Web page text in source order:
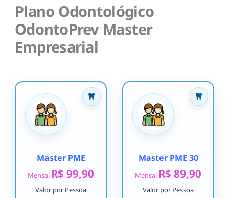
Plano Odontológico
OdontoPrev Master
Empresarial
Master PME
Mensal R$ 99,90
Valor por Pessoa
Master PME 30
Mensal R$ 89,90
Valor por Pessoa